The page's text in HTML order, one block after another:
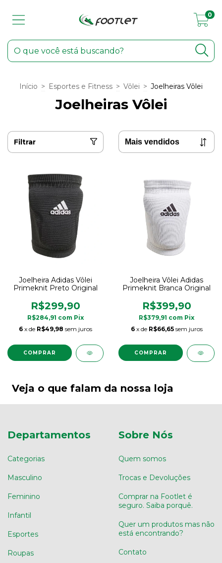
0
Início > Esportes e Fitness > Vôlei > Joelheiras Vôlei
Joelheiras Vôlei
Filtrar
Joelheira Adidas Vôlei
Primeknit Preto Original
R$299,90
R$284,91 com Pix
6 x de R$49,98 sem juros
COMPRAR
Joelheira Vôlei Adidas
Primeknit Branca Original
R$399,90
R$379,91 com Pix
6 x de R$66,65 sem juros
COMPRAR
Veja o que falam da nossa loja
Departamentos
Categorias
Masculino
Feminino
Infantil
Esportes
Roupas
Sobre Nós
Quem somos
Trocas e Devoluções
Comprar na Footlet é
seguro. Saiba porquê.
Quer um produtos mas não
está encontrando?
Contato